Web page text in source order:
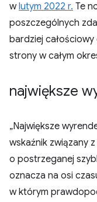
wlutym 2022 r. Te
poszczególnych
bardziej
strony w całym
największe
„Największe
wskaźnik związany
o postrzeganej
oznacza na osi
w którym